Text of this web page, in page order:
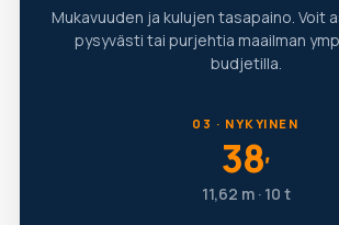
Mukavuuden ja kulujen tasapaino. Voit
pysyvästi tai purjehtia maailman
budjetilla.
03 · NYKYINEN
38′
11,62 m · 10 t